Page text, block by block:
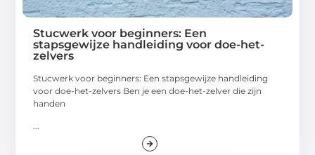
Stucwerk voor beginners: Een
stapsgewijze handleiding voor doe-het-
zelvers
Stucwerk voor beginners: Een stapsgewijze handleiding
voor doe-het-zelvers Ben je een doe-het-zelver die zijn
handen
...